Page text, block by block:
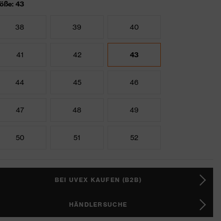
43
38 39 40
41 42 43
44 45 46
47 48 49
50 51 52
BEI UVEX KAUFEN (B2B)
HÄNDLERSUCHE